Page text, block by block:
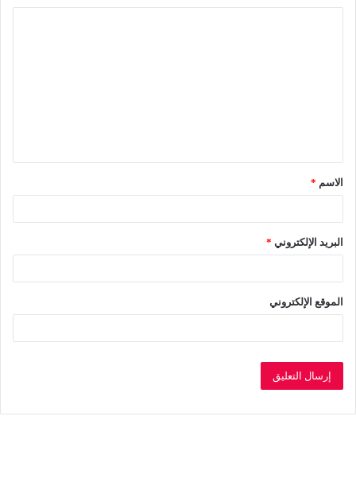
ق
*الاسم *
البريد الإلكتروني *
الموقع الإلكتروني